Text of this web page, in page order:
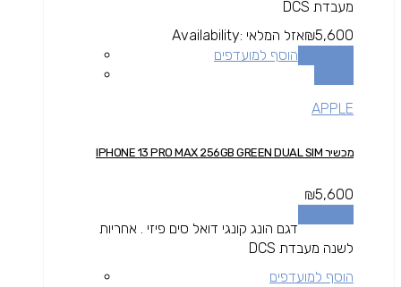
מעבדת DCS
₪5,600
Availability: אזל המלאי
הוסף למועדפים
APPLE
מכשיר IPHONE 13 PRO MAX 256GB GREEN DUAL SIM
₪5,600
דגם הונג קונגי דואל סים פיזי . אחריות
לשנה מעבדת DCS
הוסף למועדפים